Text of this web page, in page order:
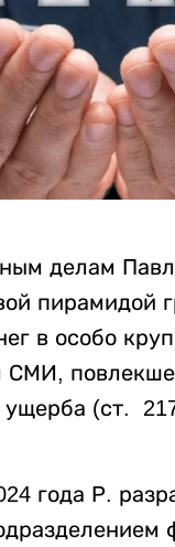
делам
пирамидой
в особо
ущерба (ст.
года Р.